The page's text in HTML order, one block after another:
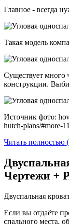
Главное - всегда
Такая модель
Существует много
конструкции.
Источник фото:
hutch-plans/#more-
Читать полностью
Чертежи
Двуспальная
Если вы отдаёте
спального места,